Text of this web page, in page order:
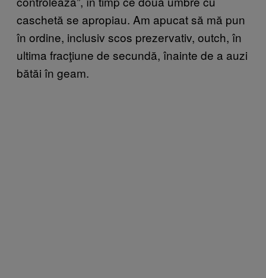
caschetă se apropiau. Am apucat să mă pun
în ordine, inclusiv scos prezervativ, outch, în
ultima fracţiune de secundă, înainte de a auzi
bătăi în geam.